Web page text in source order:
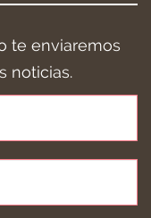
te enviaremos
noticias.